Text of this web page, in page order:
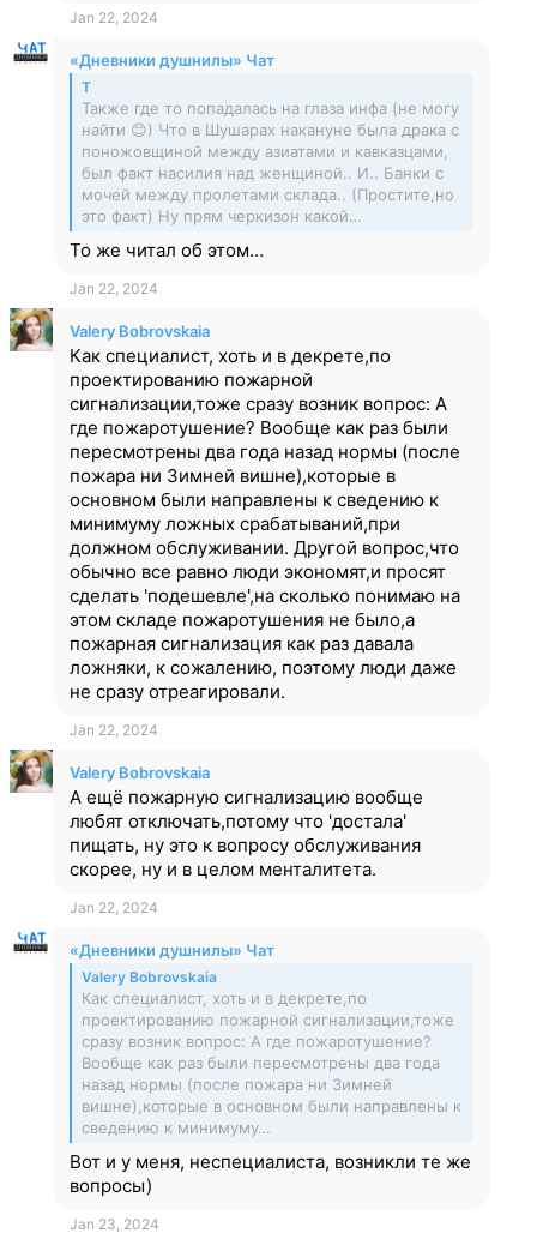
Jan 22, 2024
«Дневники душнилы» Чат
T
Также где то попадалась на глаза инфа (не могу
найти 😊) Что в Шушарах накануне была драка с
поножовщиной между азиатами и кавказцами,
был факт насилия над женщиной.. И.. Банки с
мочей между пролетами склада.. (Простите,но
это факт) Ну прям черкизон какой…
То же читал об этом…
Jan 22, 2024
Valery Bobrovskaia
Как специалист, хоть и в декрете,по
проектированию пожарной
сигнализации,тоже сразу возник вопрос: А
где пожаротушение? Вообще как раз были
пересмотрены два года назад нормы (после
пожара ни Зимней вишне),которые в
основном были направлены к сведению к
минимуму ложных срабатываний,при
должном обслуживании. Другой вопрос,что
обычно все равно люди экономят,и просят
сделать 'подешевле',на сколько понимаю на
этом складе пожаротушения не было,а
пожарная сигнализация как раз давала
ложняки, к сожалению, поэтому люди даже
не сразу отреагировали.
Jan 22, 2024
Valery Bobrovskaia
А ещё пожарную сигнализацию вообще
любят отключать,потому что 'достала'
пищать, ну это к вопросу обслуживания
скорее, ну и в целом менталитета.
Jan 22, 2024
«Дневники душнилы» Чат
Valery Bobrovskaia
Как специалист, хоть и в декрете,по
проектированию пожарной сигнализации,тоже
сразу возник вопрос: А где пожаротушение?
Вообще как раз были пересмотрены два года
назад нормы (после пожара ни Зимней
вишне),которые в основном были направлены к
сведению к минимуму…
Вот и у меня, неспециалиста, возникли те же
вопросы)
Jan 23, 2024